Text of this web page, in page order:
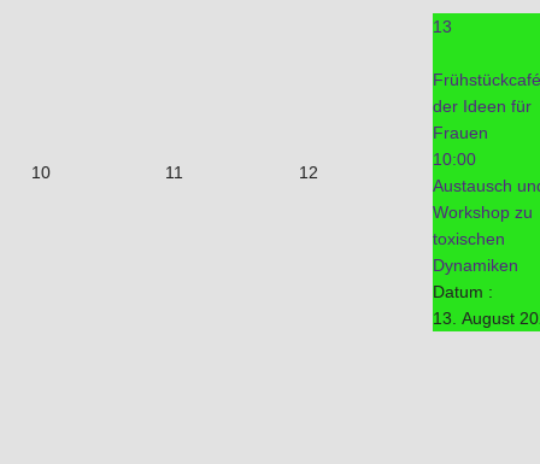
10 11 12
13
Frühstückcafé
der Ideen für
Frauen
10:00
Austausch
Workshop zu
toxischen
Dynamiken
Datum :
13. August